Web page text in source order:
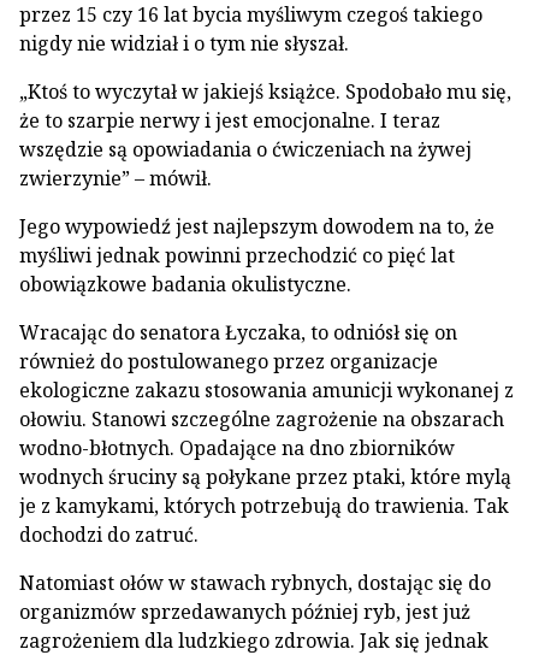
przez 15 czy 16 lat bycia myśliwym czegoś takiego
nigdy nie widział i o tym nie słyszał.
„Ktoś to wyczytał w jakiejś książce. Spodobało mu się,
że to szarpie nerwy i jest emocjonalne. I teraz
wszędzie są opowiadania o ćwiczeniach na żywej
zwierzynie” – mówił.
Jego wypowiedź jest najlepszym dowodem na to, że
myśliwi jednak powinni przechodzić co pięć lat
obowiązkowe badania okulistyczne.
Wracając do senatora Łyczaka, to odniósł się on
również do postulowanego przez organizacje
ekologiczne zakazu stosowania amunicji wykonanej z
ołowiu. Stanowi szczególne zagrożenie na obszarach
wodno-błotnych. Opadające na dno zbiorników
wodnych śruciny są połykane przez ptaki, które mylą
je z kamykami, których potrzebują do trawienia. Tak
dochodzi do zatruć.
Natomiast ołów w stawach rybnych, dostając się do
organizmów sprzedawanych później ryb, jest już
zagrożeniem dla ludzkiego zdrowia. Jak się jednak